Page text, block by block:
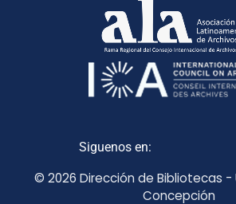
Siguenos en:
© 2026 Dirección de Bibliotecas -
Concepción